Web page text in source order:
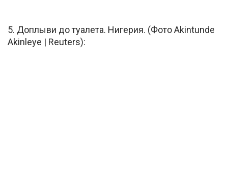
5. Доплыви до туалета. Нигерия. (Фото Akintunde
Akinleye | Reuters):